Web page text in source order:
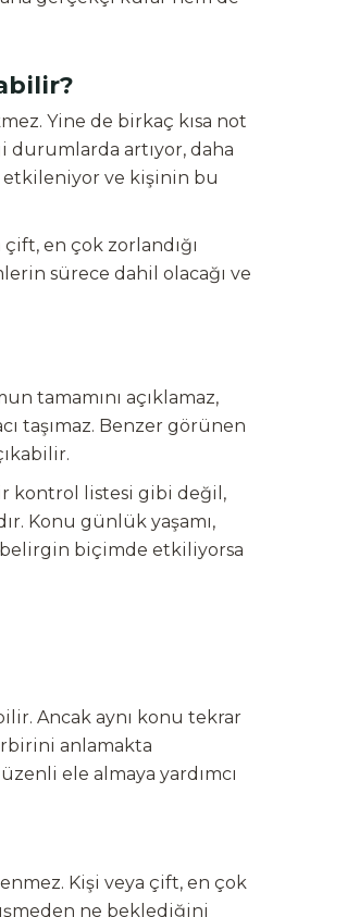
Yine de birkaç kısa not
durumlarda artıyor, daha
ve kişinin bu
en çok zorlandığı
sürece dahil olacağı ve
tamamını açıklamaz,
taşımaz. Benzer görünen
kontrol listesi gibi değil,
Konu günlük yaşamı,
biçimde etkiliyorsa
Ancak aynı konu tekrar
anlamakta
ele almaya yardımcı
Kişi veya çift, en çok
ne beklediğini